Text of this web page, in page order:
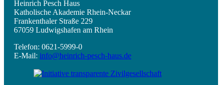
Heinrich Pesch Haus
Katholische Akademie Rhein-Neckar
Frankenthaler Straße 229
67059 Ludwigshafen am Rhein
Telefon: 0621-5999-0
E-Mail: info@heinrich-pesch-haus.de